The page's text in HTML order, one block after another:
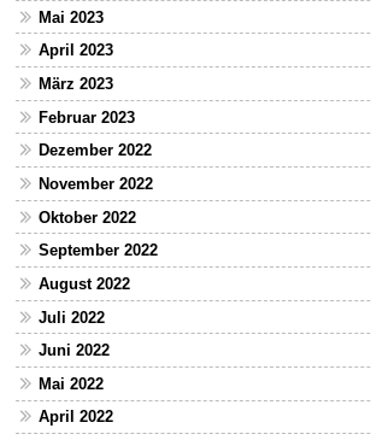
Mai 2023
April 2023
März 2023
Februar 2023
Dezember 2022
November 2022
Oktober 2022
September 2022
August 2022
Juli 2022
Juni 2022
Mai 2022
April 2022